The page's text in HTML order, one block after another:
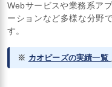
Webサービスや業務系ア
ーションなど多様な分野
す。
※ カオピーズの実績一覧